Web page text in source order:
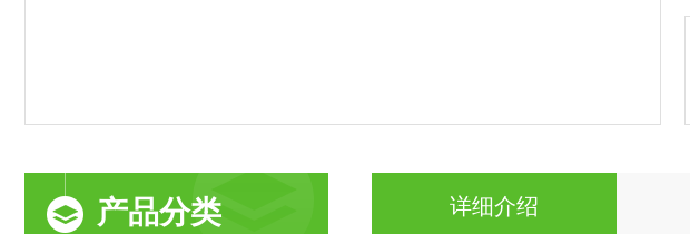
产品分类 详细介绍